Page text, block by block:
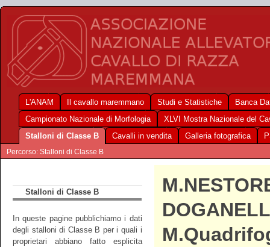
L'ANAM Il cavallo maremmano Studi e Statistiche
Banca
Campionato Nazionale di Morfologia
XLVI Mostra Nazionale del
Stalloni di Classe B
Cavalli in vendita Galleria fotografica
Percorso: Stalloni di Classe B
Stalloni di Classe B
In queste pagine pubblichiamo i dati
degli stalloni di Classe B per i quali i
proprietari abbiano fatto esplicita